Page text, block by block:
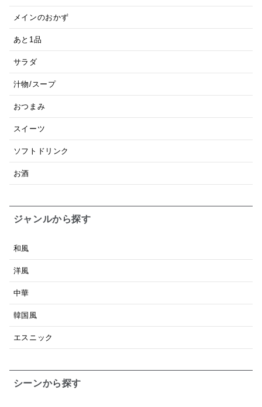
メインのおかず
あと1品
サラダ
汁物/スープ
おつまみ
スイーツ
ソフトドリンク
お酒
ジャンルから探す
和風
洋風
中華
韓国風
エスニック
シーンから探す